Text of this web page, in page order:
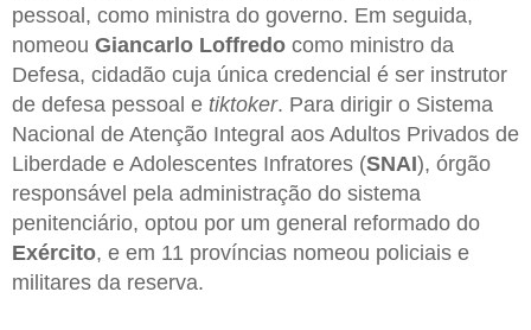
pessoal, como ministra do governo. Em seguida,
nomeou Giancarlo Loffredo como ministro da
Defesa, cidadão cuja única credencial é ser instrutor
de defesa pessoal e tiktoker. Para dirigir o Sistema
Nacional de Atenção Integral aos Adultos Privados de
Liberdade e Adolescentes Infratores (SNAI), órgão
responsável pela administração do sistema
penitenciário, optou por um general reformado do
Exército, e em 11 províncias nomeou policiais e
militares da reserva.